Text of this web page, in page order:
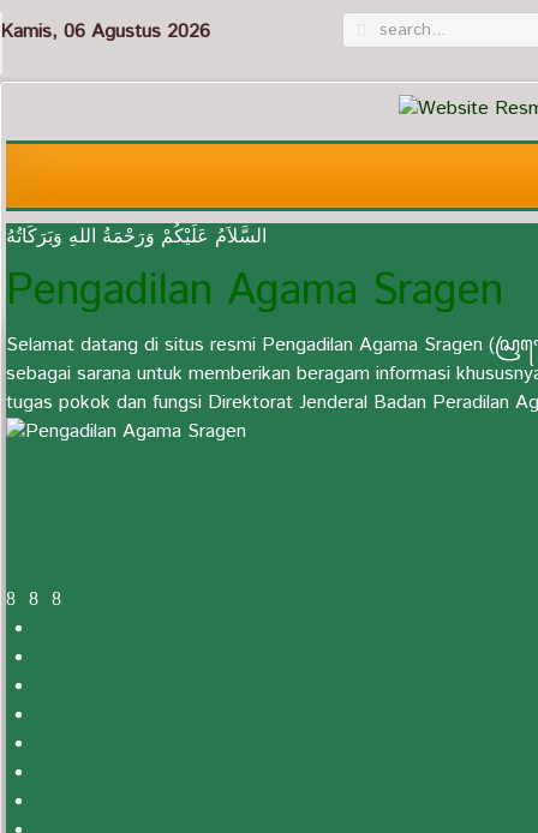
Kamis, 06 Agustus 2026
السَّلاَمُ عَلَيْكُمْ وَرَحْمَةُ اللهِ وَبَرَكَاتُهُ
Pengadilan Agama Sragen
Selamat datang di situs resmi Pengadilan Agama Sragen
sebagai sarana untuk memberikan beragam informasi
tugas pokok dan fungsi Direktorat Jenderal Badan Peradilan